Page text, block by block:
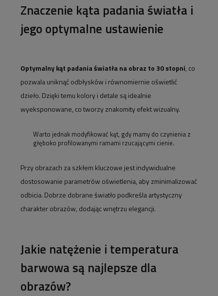
Znaczenie kąta padania światła i
jego optymalne ustawienie
Optymalny kąt padania światła na obraz to 30 stopni, co
pozwala uniknąć odbłysków i równomiernie oświetlić
dzieło. Dzięki temu kolory i detale są idealnie
wyeksponowane, co tworzy znakomity efekt wizualny.
Warto jednak modyfikować kąt, gdy mamy do czynienia z
głęboko profilowanymi ramami rzucającymi cienie.
Przy obrazach za szkłem kluczowe jest indywidualne
dostosowanie parametrów oświetlenia, aby zminimalizować
odbicia. Dobrze dobrane światło podkreśla artystyczny
charakter obrazów, dodając wnętrzu elegancji.
Jakie natężenie i temperatura
barwowa są najlepsze dla
obrazów?